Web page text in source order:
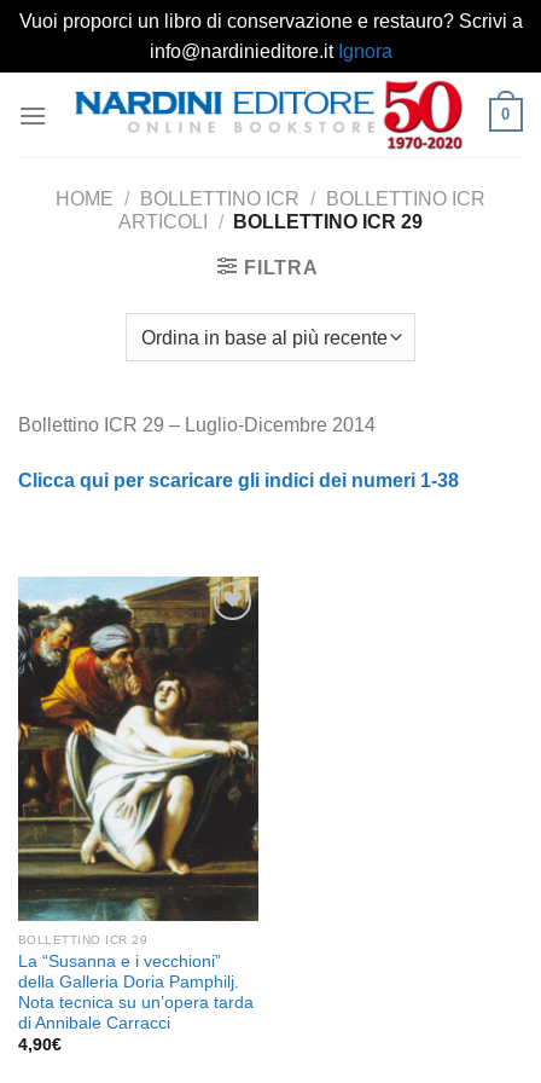
Vuoi proporci un libro di conservazione e restauro? Scrivi a
info@nardinieditore.it Ignora
0
HOME / BOLLETTINO ICR /
BOLLETTINO ICR
ARTICOLI
/ BOLLETTINO ICR 29
FILTRA
Bollettino ICR 29 – Luglio-Dicembre 2014
Clicca qui per scaricare gli indici dei numeri 1-38
Aggiungi
alla lista
desideri
BOLLETTINO ICR 29
La “Susanna e i vecchioni”
della Galleria Doria Pamphilj.
Nota tecnica su un’opera tarda
di Annibale Carracci
4,90€